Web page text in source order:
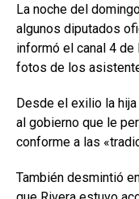
La noche del
algunos diputados
informó el canal 4
fotos de los
Desde el exilio la
al gobierno que le
conforme a las
También desmintió